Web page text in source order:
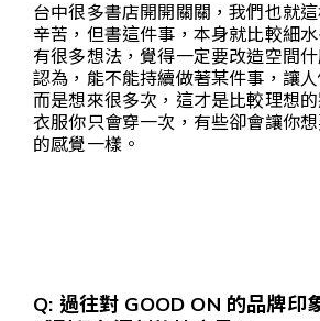
台中很多書店開開關關，我們也就
辛苦，但書這件事，本身就比較細
有很多想法，覺得一定要改造空間
認為，能不能持續做著某件事，讓
而是想來很多次，這才是比較理想
衣服你只會穿一次，有些卻會讓你
的感覺一樣。
Q: 過往對 GOOD ON 的品牌印